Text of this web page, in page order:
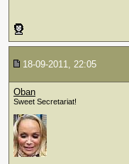
18-09-2011, 22:05
Oban
Sweet Secretariat!